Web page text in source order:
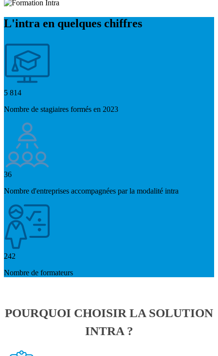
L'intra en quelques chiffres
5 814
Nombre de stagiaires formés en 2023
36
Nombre d'entreprises accompagnées par la modalité intra
242
Nombre de formateurs
POURQUOI CHOISIR LA SOLUTION
INTRA ?